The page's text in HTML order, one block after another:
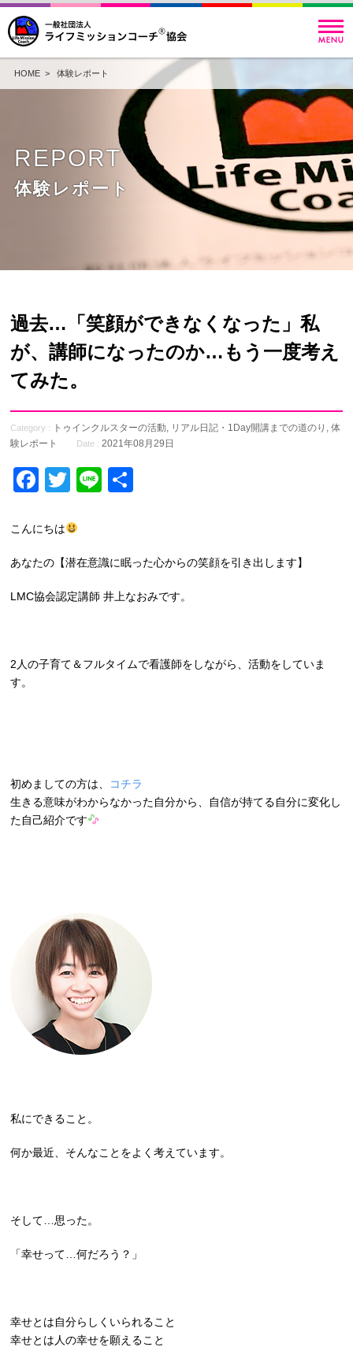
HOME> 体験レポート
REPORT
体験レポート
過去…「笑顔ができなくなった」私
が、講師になったのか…もう一度考え
てみた。
Category : トゥインクルスターの活動, リアル日記・1Day開講までの道のり ,体
験レポート
Date : 2021年08月29日
Facebook
Twitter
Line
こんにちは
あなたの【潜在意識に眠った心からの笑顔を引き出します】
LMC協会認定講師 井上なおみです。
2人の子育て＆フルタイムで看護師をしながら、活動をしていま
す。
初めましての方は、 コチラ
生きる意味がわからなかった自分から、自信が持てる自分に変化し
た自己紹介です
私にできること。
何か最近、そんなことをよく考えています。
そして…思った。
「幸せって…何だろう？」
幸せとは自分らしくいられること
幸せとは人の幸せを願えること